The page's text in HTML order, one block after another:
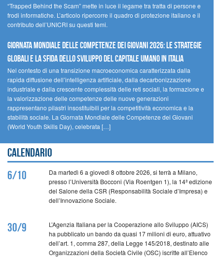
“Trapped Behind the Scam” mette in luce il legame tra tratta di persone e
frodi informatiche. L’articolo ripercorre il quadro di protezione italiano e il
contributo dell’UNICRI su questi temi.
GIORNATA MONDIALE DELLE COMPETENZE DEI GIOVANI 2026: LE STRATEGIE
GLOBALI E LA SFIDA DELLO SVILUPPO DEL CAPITALE UMANO IN ITALIA
Nel contesto di una transizione macroeconomica caratterizzata dalla
rapida diffusione dell’intelligenza artificiale, dalla decarbonizzazione
industriale e dalla crescente complessità delle reti sociali, la formazione e
la valorizzazione delle competenze delle nuove generazioni
rappresentano pilastri insostituibili per la competitività economica e la
stabilità sociale. La Giornata Mondiale delle Competenze dei Giovani
(World Youth Skills Day), celebrata […]
Calendario
6/10
Da martedì 6 a giovedì 8 ottobre 2026, si terrà a Milano,
presso l’Università Bocconi (Via Roentgen 1), la 14ª edizione
del Salone della CSR (Responsabilità Sociale d’Impresa) e
dell’Innovazione Sociale.
30/9
L’Agenzia Italiana per la Cooperazione allo Sviluppo (AICS)
ha pubblicato un bando da quasi 17 milioni di euro, attuativo
dell’art. 1, comma 287, della Legge 145/2018, destinato alle
Organizzazioni della Società Civile (OSC) iscritte all’Elenco